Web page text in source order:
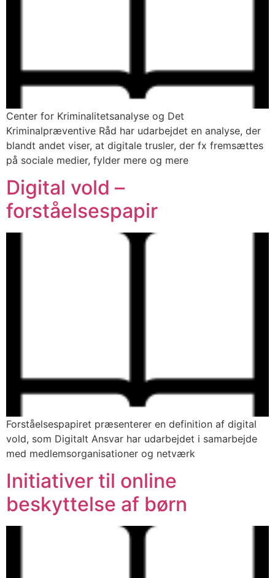
Center for Kriminalitetsanalyse og Det
Kriminalpræventive Råd har udarbejdet en analyse, der
blandt andet viser, at digitale trusler, der fx fremsættes
på sociale medier, fylder mere og mere
Digital vold –
forståelsespapir
Forståelsespapiret præsenterer en definition af digital
vold, som Digitalt Ansvar har udarbejdet i samarbejde
med medlemsorganisationer og netværk
Initiativer til online
beskyttelse af børn